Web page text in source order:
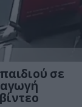
σε